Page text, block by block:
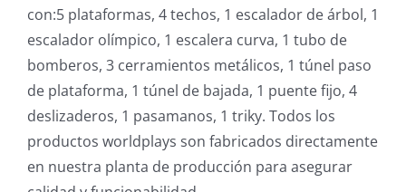
con:5 plataformas, 4 techos, 1 escalador de árbol, 1
escalador olímpico, 1 escalera curva, 1 tubo de
bomberos, 3 cerramientos metálicos, 1 túnel paso
de plataforma, 1 túnel de bajada, 1 puente fijo, 4
deslizaderos, 1 pasamanos, 1 triky. Todos los
productos worldplays son fabricados directamente
en nuestra planta de producción para asegurar